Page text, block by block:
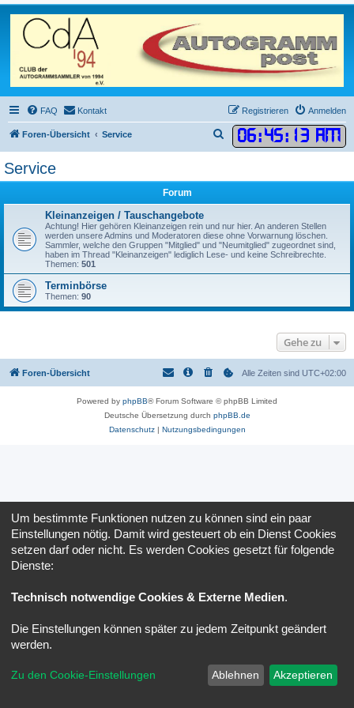
FAQ Kontakt Anmelden
Registrieren
Foren-Übersicht Service 06:45: 13 AM
u
Service
Forum
Kleinanzeigen / Tauschangebote
Achtung! Hier gehören Kleinanzeigen rein und nur hier. An anderen Stellen
werden unsere Admins und Moderatoren diese ohne Vorwarnung löschen.
Sammler, welche den Gruppen "Mitglied" und "Neumitglied" zugeordnet sind,
haben im Thread "Kleinanzeigen" lediglich Lese- und keine Schreibrechte.
Themen: 501
Terminbörse
Themen: 90
Gehe zu
Foren-Übersicht Alle Zeiten sind UTC+02:00
Powered by phpBB® Forum Software © phpBB Limited
Deutsche Übersetzung durch phpBB.de
Datenschutz| Nutzungsbedingungen
Um bestimmte Funktionen nutzen zu können sind ein paar
Einstellungen nötig. Damit wird gesteuert ob ein Dienst Cookies
setzen darf oder nicht. Es werden Cookies gesetzt für folgende
Dienste:
Technisch notwendige Cookies & Externe Medien.
Die Einstellungen können später zu jedem Zeitpunkt geändert
werden.
Zu den Cookie-Einstellungen Ablehnen Akzeptieren